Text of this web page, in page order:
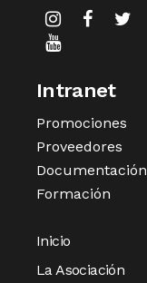
Intranet
Promociones
Proveedores
Documentación
Formación
Inicio
La Asociación